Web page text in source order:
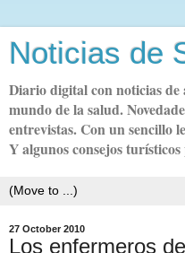
Noticias de
Diario digital con noticias
mundo de la salud.
entrevistas. Con un sencillo
Y algunos consejos
27 October 2010
Los enfermeros